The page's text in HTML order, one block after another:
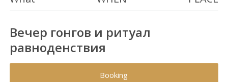
Вечер гонгов и ритуал
равноденствия
Booking